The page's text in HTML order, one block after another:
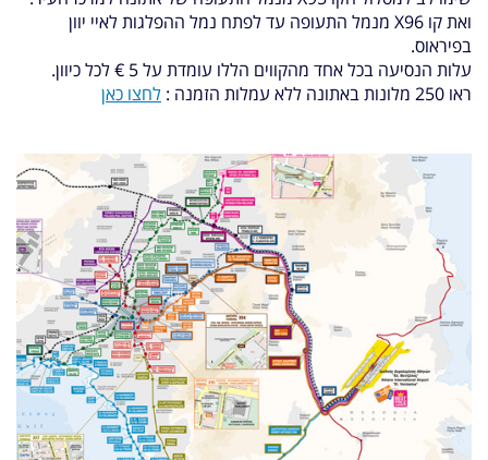
ואת קו X96 מנמל התעופה עד לפתח נמל ההפלגות לאיי יוון
בפיראוס.
עלות הנסיעה בכל אחד מהקווים הללו עומדת על 5 € לכל כיוון.
ראו 250 מלונות באתונה ללא עמלות הזמנה :
לחצו כאן